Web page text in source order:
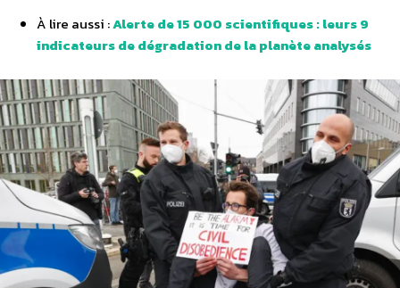
À lire aussi :Alerte de 15 000 scientifiques : leurs 9
indicateurs de dégradation de la planète analysés